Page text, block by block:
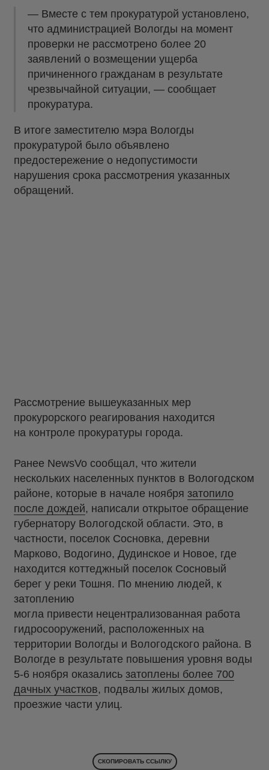
— Вместе с тем прокуратурой установлено,
что администрацией Вологды на момент
проверки не рассмотрено более 20
заявлений о возмещении ущерба
причиненного гражданам в результате
чрезвычайной ситуации, — сообщает
прокуратура.
В итоге заместителю мэра Вологды
прокуратурой было объявлено
предостережение о недопустимости
нарушения срока рассмотрения указанных
обращений.
Рассмотрение вышеуказанных мер
прокурорского реагирования находится
на контроле прокуратуры города.
Ранее NewsVo сообщал, что жители
нескольких населенных пунктов в Вологодском
районе, которые в начале ноября затопило
после дождей, написали открытое обращение
губернатору Вологодской области. Это, в
частности, поселок Сосновка, деревни
Марково, Водогино, Дудинское и Новое, где
находится коттеджный поселок Сосновый
берег у реки Тошня. По мнению людей, к
затоплению
могла привести нецентрализованная работа
гидросооружений, расположенных на
территории Вологды и Вологодского района. В
Вологде в результате повышения уровня воды
5-6 ноября оказались затоплены более 700
дачных участков, подвалы жилых домов,
проезжие части улиц.
СКОПИРОВАТЬ ССЫЛКУ